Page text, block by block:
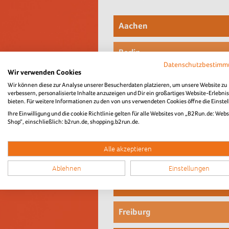
Aachen
Plakat 2026
Individualisierbares Power-
Unternehmensinterne
Berlin
Flyer 2026
Individualisierbares Power-
Plakat 2026
Flyer 2026
Individualisierbares Power-
Unternehmensinterne
Dillingen
Flyer 2026
Individualisierbares Power-
Plakat 2026
Flyer 2026
Unternehmensinterne
Düsseldorf
Flyer 2026
Individualisierbares Power-
Plakat 2026
Freiburg
Wir verwenden Cookies
Wir können diese zur Analyse unserer Besucherdaten platzieren, um unsere Website zu
verbessern, personalisierte Inhalte anzuzeigen und Dir ein großartiges Website-
bieten. Für weitere Informationen zu den von uns verwendeten Cookies öffne die
Ihre Einwilligung und die cookie Richtlinie gelten für alle Websites von „B2Run.de:
Shop“, einschließlich: b2run.de, shopping.b2run.de.
Alle akzeptieren
Ablehnen Einstellungen